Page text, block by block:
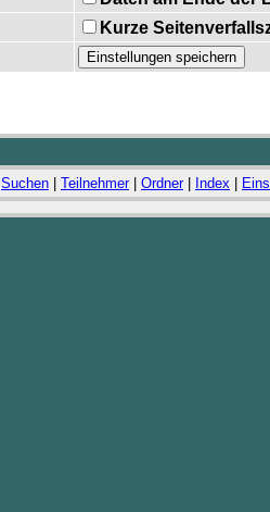
Kurze
Suchen Teilnehmer| Ordner| Index